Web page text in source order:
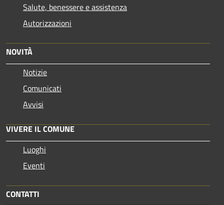
Salute, benessere e assistenza
Autorizzazioni
NOVITÀ
Notizie
Comunicati
Avvisi
VIVERE IL COMUNE
Luoghi
Eventi
CONTATTI